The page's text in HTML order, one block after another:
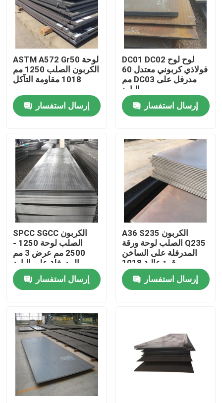
منزل
حول بنا
إتصال
المنتجات
لفائف الفولاذ المقاوم للصدأ TISCO
لوحة معدنية من الفولاذ المقاوم للصدأ
لفائف الصلب جي
شريط دائري من الفولاذ المقاوم للصدأ
ASTM A572 Gr50 لوحة
الكربون الصلب 1250 مم
1018 مقاومة التآكل
إرسال استفسار
DC01 DC02 لوح لوح
فولاذي كربوني معتدل 60
مم DC03 مدرفل على
البارد
إرسال استفسار
SPCC SGCC الكربون
الصلب لوحة 1250 -
2500 مم عرض 3 مم
المدرفلة على البارد
إرسال استفسار
A36 S235 الكربون
الصلب لوحة ورقة Q235
المدرفلة على الساخن
قوة عالية 1018
إرسال استفسار